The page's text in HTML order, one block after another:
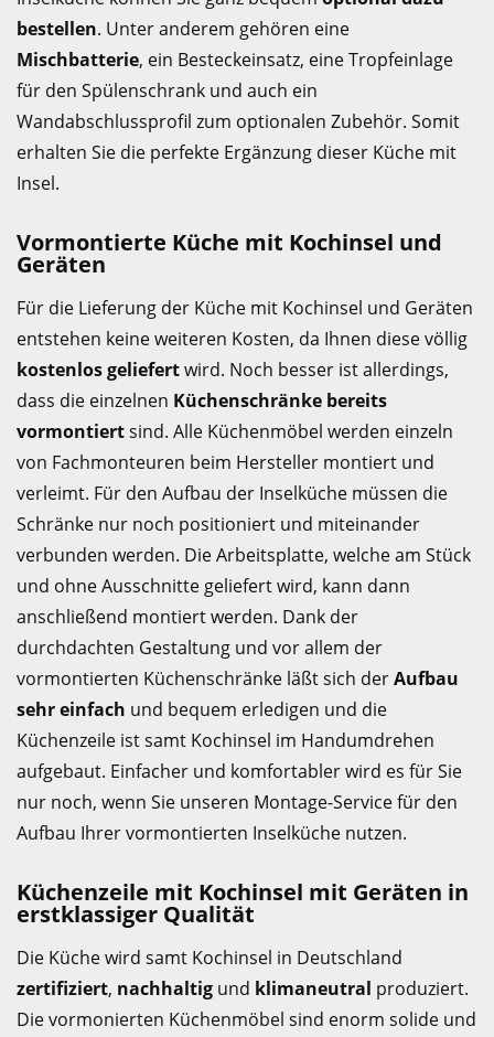
bestellen. Unter anderem gehören eine
Mischbatterie, ein Besteckeinsatz, eine Tropfeinlage
für den Spülenschrank und auch ein
Wandabschlussprofil zum optionalen Zubehör. Somit
erhalten Sie die perfekte Ergänzung dieser Küche mit
Insel.
Vormontierte Küche mit Kochinsel und
Geräten
Für die Lieferung der Küche mit Kochinsel und Geräten
entstehen keine weiteren Kosten, da Ihnen diese völlig
kostenlos geliefertwird. Noch besser ist allerdings,
dass die einzelnen Küchenschränke bereits
vormontiertsind. Alle Küchenmöbel werden einzeln
von Fachmonteuren beim Hersteller montiert und
verleimt. Für den Aufbau der Inselküche müssen die
Schränke nur noch positioniert und miteinander
verbunden werden. Die Arbeitsplatte, welche am Stück
und ohne Ausschnitte geliefert wird, kann dann
anschließend montiert werden. Dank der
durchdachten Gestaltung und vor allem der
vormontierten Küchenschränke läßt sich derAufbau
sehr einfach und bequem erledigen und die
Küchenzeile ist samt Kochinsel im Handumdrehen
aufgebaut. Einfacher und komfortabler wird es für Sie
nur noch, wenn Sie unseren Montage-Service für den
Aufbau Ihrer vormontierten Inselküche nutzen.
Küchenzeile mit Kochinsel mit Geräten in
erstklassiger Qualität
Die Küche wird samt Kochinsel in Deutschland
zertifiziert, nachhaltig und klimaneutral produziert.
Die vormonierten Küchenmöbel sind enorm solide und